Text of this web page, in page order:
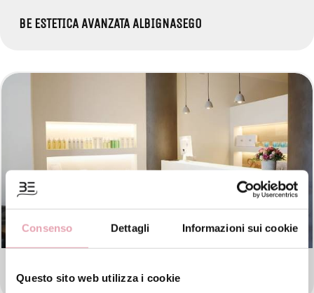
Consenso Dettagli Informazioni sui cookie
Questo sito web utilizza i cookie
BE ESTETICA AVANZATA ALBIGNASEGO
BE ESTETICA AVANZATA PADOVA